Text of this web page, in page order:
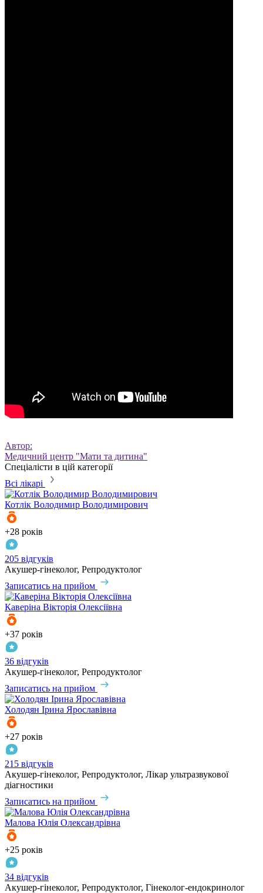
Автор:
Медичний центр "Мати та дитина"
Спеціалісти в цій категорії
Всі лікарі
Котлік Володимир Володимирович
+28 років
205 відгуків
Акушер-гінеколог, Репродуктолог
Записатись на прийом
Каверіна Вікторія Олексіївна
+37 років
36 відгуків
Акушер-гінеколог, Репродуктолог
Записатись на прийом
Холодян Ірина Ярославівна
+27 років
215 відгуків
Акушер-гінеколог, Репродуктолог, Лікар ультразвукової
діагностики
Записатись на прийом
Малова Юлія Олександрівна
+25 років
34 відгуків
Акушер-гінеколог, Репродуктолог, Гінеколог-ендокринолог